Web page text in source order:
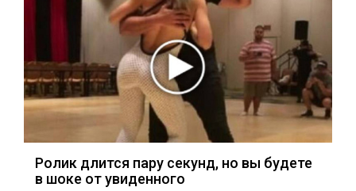
Ролик длится пару секунд, но вы будете
в шоке от увиденного